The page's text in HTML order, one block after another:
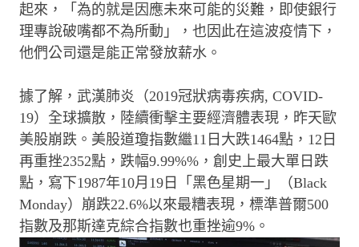
起來，「為的就是因應未來可能的災難，即使銀行
理專說破嘴都不為所動」，也因此在這波疫情下，
他們公司還是能正常發放薪水。
據了解，武漢肺炎（2019冠狀病毒疾病, COVID-
19）全球擴散，陸續衝擊主要經濟體表現，昨天歐
美股崩跌。美股道瓊指數繼11日大跌1464點，12日
再重挫2352點，跌幅9.99%%，創史上最大單日跌
點，寫下1987年10月19日「黑色星期一」（Black
Monday）崩跌22.6%以來最糟表現，標準普爾500
指數及那斯達克綜合指數也重挫逾9%。